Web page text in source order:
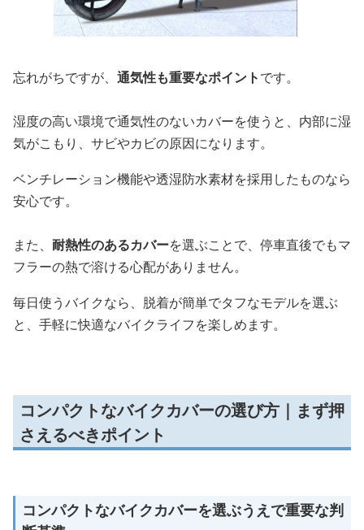
忘れがちですが、 通気性も重要なポイントです。
湿度の高い環境で通気性のないカバーを使うと、内部に湿
気がこもり、サビやカビの原因になります。
ベンチレーション機能や透湿防水素材を採用したものなら
安心です。
また、 耐熱性のあるカバーを選ぶことで、停車直後でもマ
フラーの熱で溶ける心配がありません。
毎日使うバイクなら、脱着が簡単でタフなモデルを選ぶ
と、手軽に快適なバイクライフを楽しめます。
コンパクトなバイクカバーの選び方｜まず押
さえるべきポイント
コンパクトなバイクカバーを選ぶうえで重要な判